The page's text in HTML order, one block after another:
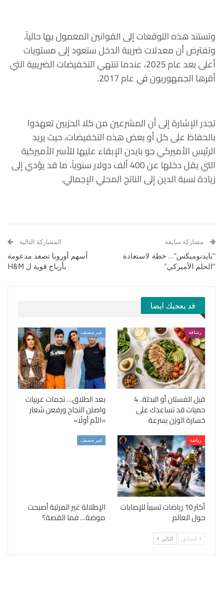
وتستند هذه التوقعات إلى القوانين المعمول بها حالياً،
وتفترض أن معدلات ضريبة الدخل ستعود إلى مستويات
أعلى بعد عام 2025، عندما تنتهي التخفيضات الضريبية التي
أقرها الجمهوريون في عام 2017.
تجدر الإشارة إلى أن المشرعين من كلا الحزبين تعهدوا
بالحفاظ على كل أو بعض هذه التخفيضات، حيث يريد
الرئيس الأميركي جو بايدن الإبقاء عليها للأسر الأميركية
التي يقل دخلها عن 400 ألف دولار سنوياً، ما قد يؤدي إلى
زيادة نسبة الدين إلى الناتج المحلي الإجمالي.
مشاركة سابقة
“بايدنوميكس”… خطة لاستعادة
“الحلم الأميركي”
المشاركة التالية
أسهم أوروبا تصعد مدعومة
بأرباح قوية ل H&M
قد يعجبك ايضا
رشاقة
قبل الفستان أو البدلة.. 4
حميات قد تساعدك على
خسارة الوزن بسرعة
غير مصنف
بعد الطلاق… نجمات عربيات
واصلن النجاح ورفعن شعار
«الأم أولًا»
رياضة
أكثر 10 رياضات تسبباً للإصابات
حول العالم
غير مصنف
الإطلالة غير المرتبة أصبحت
موضة… فما القصة؟
السابق التالي